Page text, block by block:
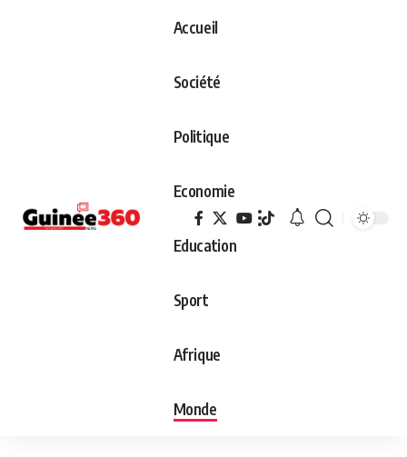
Accueil
Société
Politique
Economie
Education
Sport
Afrique
Monde